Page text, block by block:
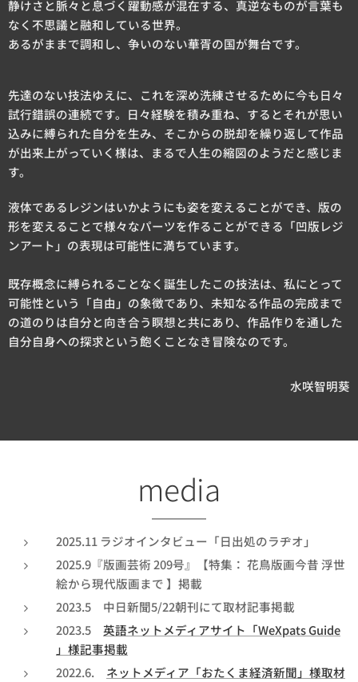
静けさと脈々と息づく躍動感が混在する、真逆なものが言葉も
なく不思議と融和している世界。
あるがままで調和し、争いのない華胥の国が舞台です。
先達のない技法ゆえに、これを深め洗練させるために今も日々
試行錯誤の連続です。日々経験を積み重ね、するとそれが思い
込みに縛られた自分を生み、そこからの脱却を繰り返して作品
が出来上がっていく様は、まるで人生の縮図のようだと感じま
す。
液体であるレジンはいかようにも姿を変えることができ、版の
形を変えることで様々なパーツを作ることができる「凹版レジ
ンアート」の表現は可能性に満ちています。
既存概念に縛られることなく誕生したこの技法は、私にとって
可能性という「自由」の象徴であり、未知なる作品の完成まで
の道のりは自分と向き合う瞑想と共にあり、作品作りを通した
自分自身への探求という飽くことなき冒険なのです。
水咲智明葵
media
2025.11 ラジオインタビュー「日出処のラヂオ」
2025.9『版画芸術 209号』【特集： 花鳥版画今昔 浮世
絵から現代版画まで 】掲載
2023.5 中日新聞5/22朝刊にて取材記事掲載
2023.5 英語ネットメディアサイト「WeXpats Guide
」様記事掲載
2022.6. ネットメディア「おたくま経済新聞」様取材